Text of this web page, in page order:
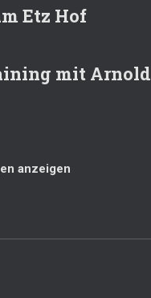
Etz Hof
mit Arnold
anzeigen